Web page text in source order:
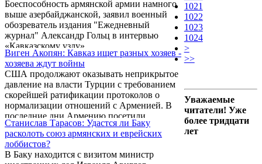
Боеспособность армянской армии намного
выше азербайджанской, заявил военный
обозреватель издания "Ежедневный
журнал" Александр Гольц в интервью
«Кавказскому узлу».
Виген Акопян: Кавказ ищет разных хозяев -
хозяева ждут войны
США продолжают оказывать неприкрытое
давление на власти Турции с требованием
скорейшей ратификации протоколов о
нормализации отношений с Арменией. В
последние дни Армению посетили
высокопоставленные представители
Государственного департамента США.
Вашингтон открыто заявил, что решение
Конституционного суда Армении,
Станислав Тарасов: Удастся ли Баку
расколоть союз армянских и еврейских
лоббистов?
В Баку находится с визитом министр
1021
1022
1023
1024
>
>>
Уважаемые
читатели! Уже
более тридцати
лет